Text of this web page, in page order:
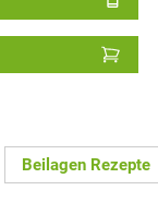
Beilagen Rezepte